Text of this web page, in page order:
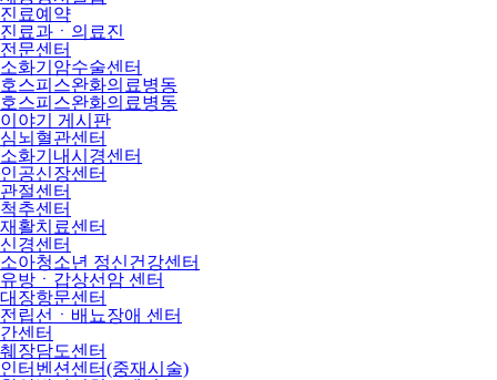
진료예약
진료과ㆍ의료진
전문센터
소화기암수술센터
호스피스완화의료병동
호스피스완화의료병동
이야기 게시판
심뇌혈관센터
소화기내시경센터
인공신장센터
관절센터
척추센터
재활치료센터
신경센터
소아청소년 정신건강센터
유방ㆍ갑상선암 센터
대장항문센터
전립선ㆍ배뇨장애 센터
간센터
췌장담도센터
인터벤션센터(중재시술)